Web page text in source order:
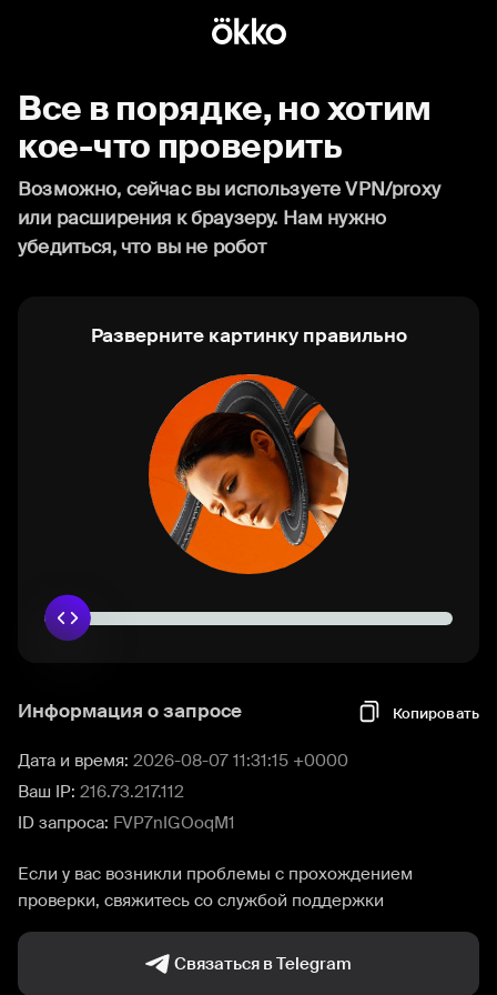
Все в порядке, но хотим
кое-что проверить
Возможно, сейчас вы используете VPN/proxy
или расширения к браузеру. Нам нужно
убедиться, что вы не робот
Разверните картинку правильно
Информация о запросе Копировать
Дата и время: 2026-08-07 11:31:15 +0000
Ваш IP: 216.73.217.112
ID запроса: FVP7nIGOoqM1
Если у вас возникли проблемы с прохождением
проверки, свяжитесь со службой поддержки
Связаться в Telegram